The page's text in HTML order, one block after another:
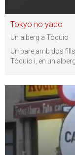
Tokyo no yado
Un alberg a Tòquio
Un pare amb dos
Tòquio i, en un